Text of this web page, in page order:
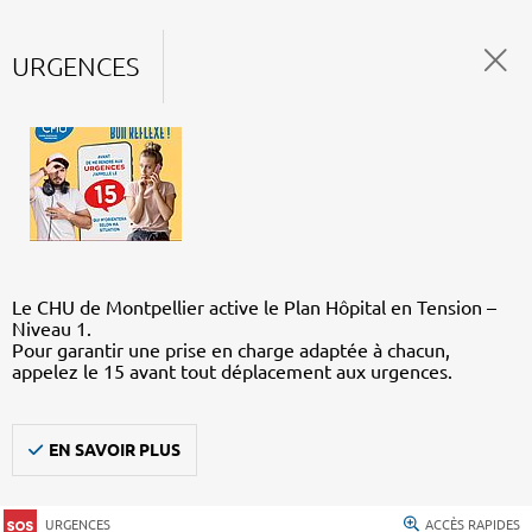
URGENCES
Le CHU de Montpellier active le Plan Hôpital en Tension –
Niveau 1.
Pour garantir une prise en charge adaptée à chacun,
appelez le 15 avant tout déplacement aux urgences.
EN SAVOIR PLUS
URGENCES ACCÈS RAPIDES